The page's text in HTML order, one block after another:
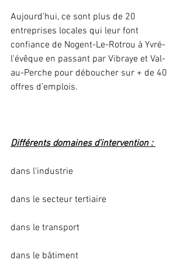
Aujourd'hui, ce sont plus de 20
entreprises locales qui leur font
confiance de Nogent-Le-Rotrou à Yvré-
l'évêque en passant par Vibraye et Val-
au-Perche pour déboucher sur + de 40
offres d’emplois.
Différents domaines d'intervention :
dans l'industrie
dans le secteur tertiaire
dans le transport
dans le bâtiment